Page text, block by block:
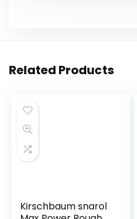
Related Products
Kirschbaum snarol